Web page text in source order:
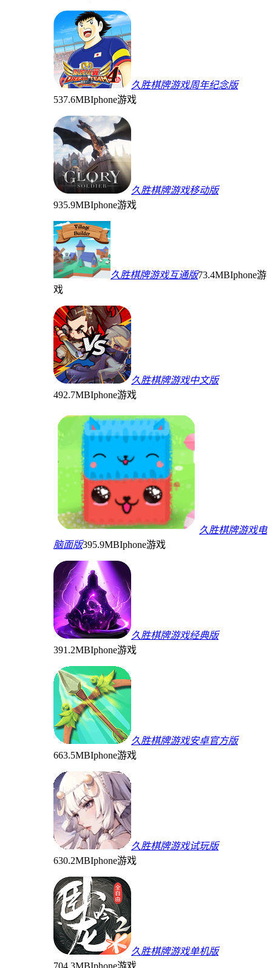
久胜棋牌游戏周年纪念版
537.6MBIphone游戏
久胜棋牌游戏移动版
935.9MBIphone游戏
久胜棋牌游戏互通版73.4MBIphone游
戏
久胜棋牌游戏中文版
492.7MBIphone游戏
久胜棋牌游戏电
脑面版395.9MBIphone游戏
久胜棋牌游戏经典版
391.2MBIphone游戏
久胜棋牌游戏安卓官方版
663.5MBIphone游戏
久胜棋牌游戏试玩版
630.2MBIphone游戏
久胜棋牌游戏单机版
704.3MBIphone游戏